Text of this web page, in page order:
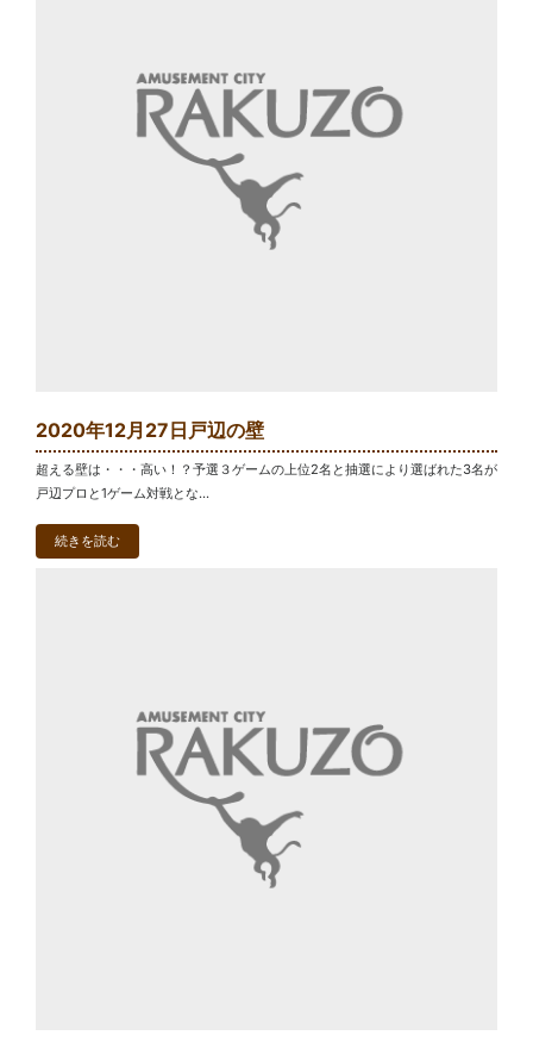
2020年12月27日戸辺の壁
超える壁は・・・高い！？予選３ゲームの上位2名と抽選により選ばれた3名が
戸辺プロと1ゲーム対戦とな...
続きを読む